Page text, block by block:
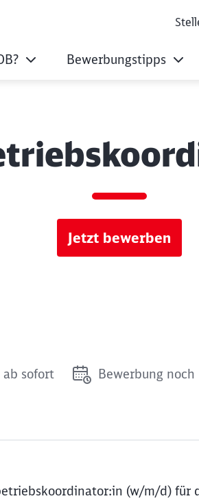
Bewerbungstipps
Jetzt bewerben
sofort Bewerbung noch
(w/m/d) für